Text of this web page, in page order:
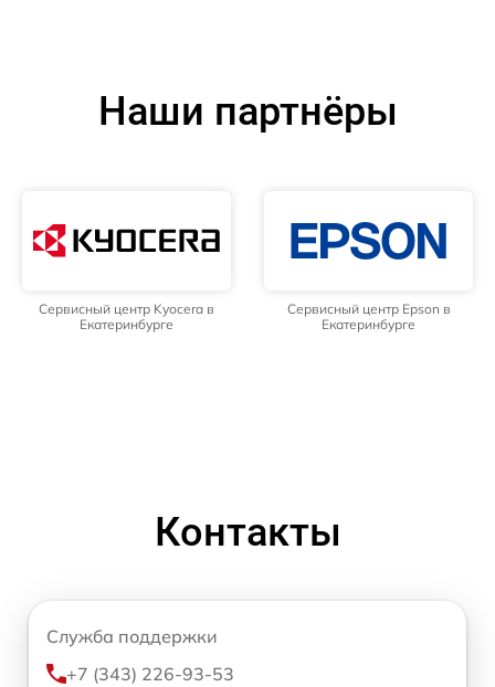
Наши партнёры
Сервисный центр Kyocera в
Екатеринбурге
Сервисный центр Epson в
Екатеринбурге
Контакты
Служба поддержки
+7 (343) 226-93-53